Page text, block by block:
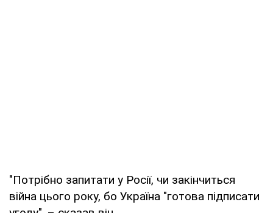
"Потрібно запитати у Росії, чи закінчиться
війна цього року, бо Україна "готова підписати